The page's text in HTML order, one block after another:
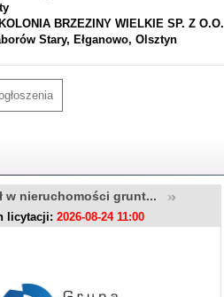
BRZEZINY WIELKIE SP. Z O.O.
Stary, Ełganowo, Olsztyn
w nieruchomości grunt...
licytacji: 2026-08-24 11:00